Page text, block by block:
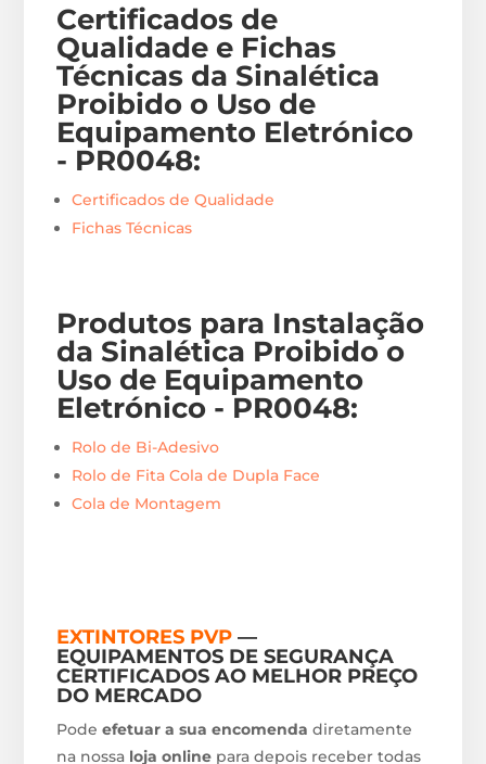
Certificados de
Qualidade e Fichas
Técnicas da Sinalética
Proibido o Uso de
Equipamento Eletrónico
- PR0048:
Certificados de Qualidade
Fichas Técnicas
Produtos para Instalação
da Sinalética Proibido o
Uso de Equipamento
Eletrónico - PR0048:
Rolo de Bi-Adesivo
Rolo de Fita Cola de Dupla Face
Cola de Montagem
EXTINTORES PVP —
EQUIPAMENTOS DE SEGURANÇA
CERTIFICADOS AO MELHOR PREÇO
DO MERCADO
Podeefetuar a sua encomenda diretamente
na nossa loja online para depois receber todas